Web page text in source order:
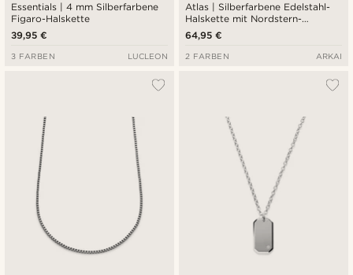
Essentials | 4 mm Silberfarbene
Figaro-Halskette
39,95 €
3 FARBEN LUCLEON
Atlas | Silberfarbene Edelstahl-
Halskette mit Nordstern-
Anhänger
64,95 €
2 FARBEN ARKAI